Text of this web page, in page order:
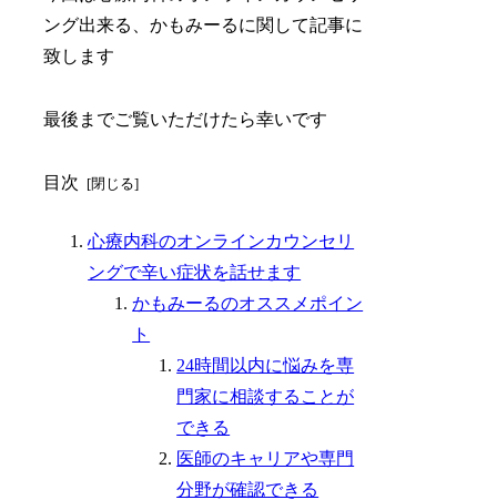
ング出来る、かもみーるに関して記事に
致します
最後までご覧いただけたら幸いです
目次
心療内科のオンラインカウンセリ
ングで辛い症状を話せます
かもみーるのオススメポイン
ト
24時間以内に悩みを専
門家に相談することが
できる
医師のキャリアや専門
分野が確認できる